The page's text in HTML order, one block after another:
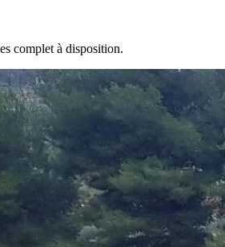
complet à disposition.